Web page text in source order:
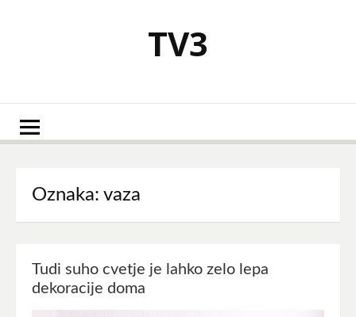
TV3
Oznaka: vaza
Tudi suho cvetje je lahko zelo lepa
dekoracije doma